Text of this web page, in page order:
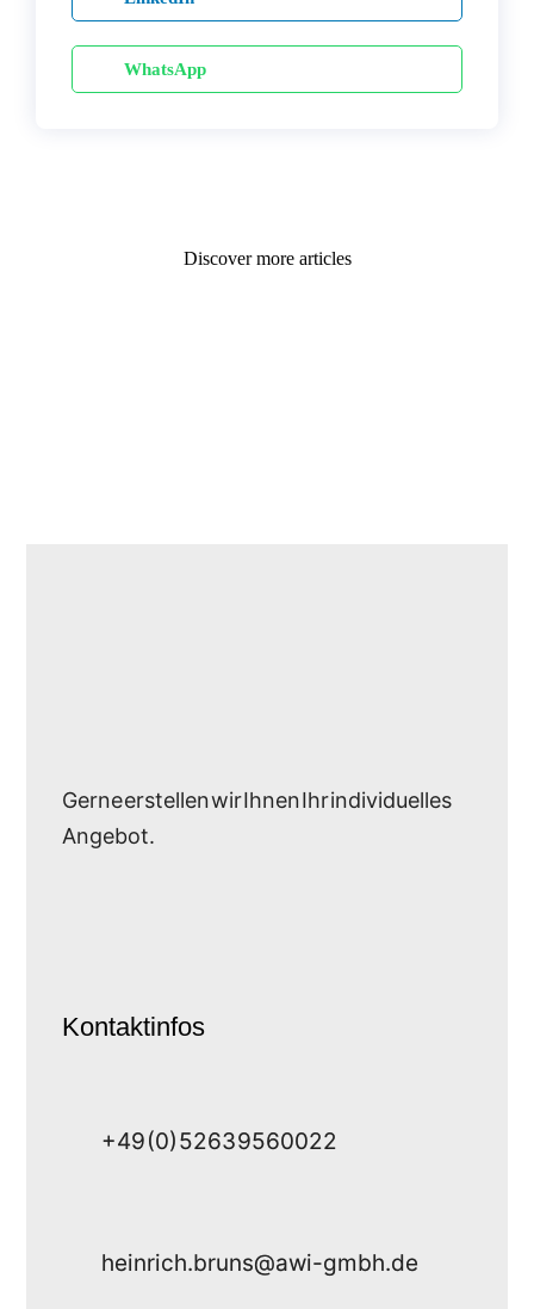
WhatsApp
Discover more articles
Gerne erstellen wir Ihnen Ihr individuelles
Angebot.
Kontaktinfos
+49 (0) 5263 9560022
heinrich.bruns@awi-gmbh.de